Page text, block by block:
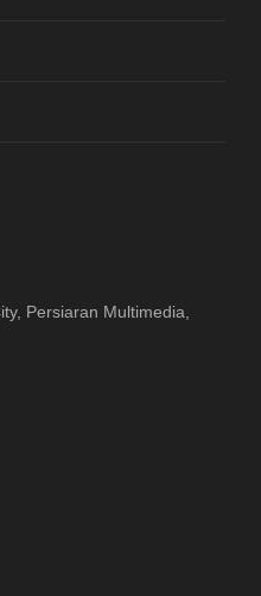
Persiaran Multimedia,